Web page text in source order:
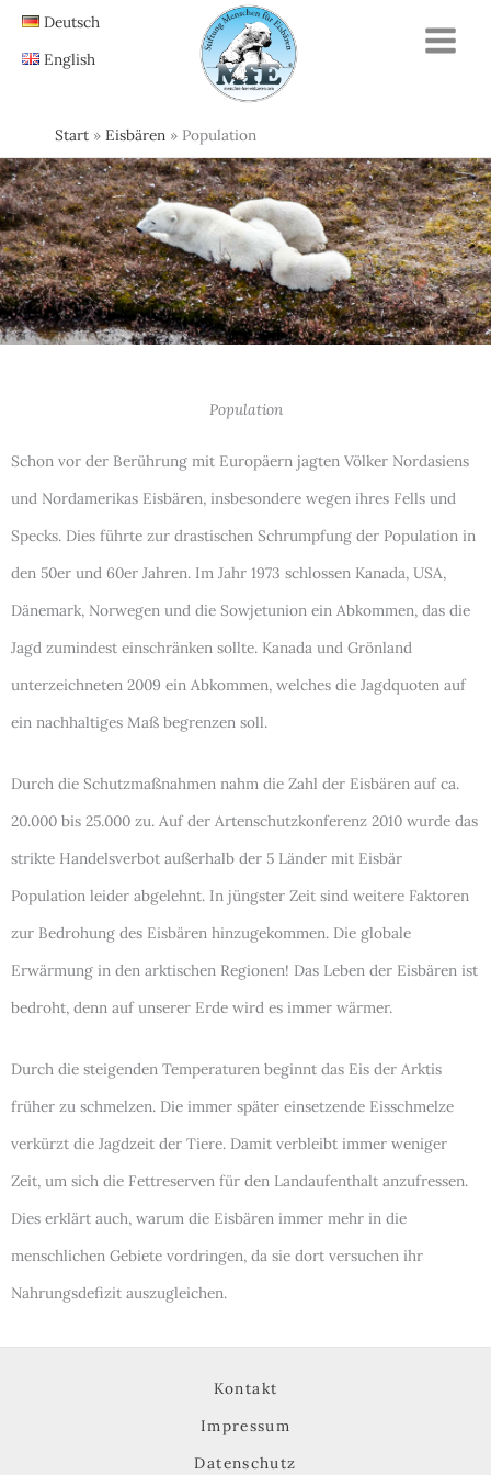
Zum
Inhalt
Deutsch
English
Start Eisbären Population
Population
Schon vor der Berührung mit Europäern jagten Völker Nordasiens
und Nordamerikas Eisbären, insbesondere wegen ihres Fells und
Specks. Dies führte zur drastischen Schrumpfung der Population in
den 50er und 60er Jahren. Im Jahr 1973 schlossen Kanada, USA,
Dänemark, Norwegen und die Sowjetunion ein Abkommen, das die
Jagd zumindest einschränken sollte. Kanada und Grönland
unterzeichneten 2009 ein Abkommen, welches die Jagdquoten auf
ein nachhaltiges Maß begrenzen soll.
Durch die Schutzmaßnahmen nahm die Zahl der Eisbären auf ca.
20.000 bis 25.000 zu. Auf der Artenschutzkonferenz 2010 wurde das
strikte Handelsverbot außerhalb der 5 Länder mit Eisbär
Population leider abgelehnt. In jüngster Zeit sind weitere Faktoren
zur Bedrohung des Eisbären hinzugekommen. Die globale
Erwärmung in den arktischen Regionen! Das Leben der Eisbären ist
bedroht, denn auf unserer Erde wird es immer wärmer.
Durch die steigenden Temperaturen beginnt das Eis der Arktis
früher zu schmelzen. Die immer später einsetzende Eisschmelze
verkürzt die Jagdzeit der Tiere. Damit verbleibt immer weniger
Zeit, um sich die Fettreserven für den Landaufenthalt anzufressen.
Dies erklärt auch, warum die Eisbären immer mehr in die
menschlichen Gebiete vordringen, da sie dort versuchen ihr
Nahrungsdefizit auszugleichen.
Kontakt
Impressum
Datenschutz